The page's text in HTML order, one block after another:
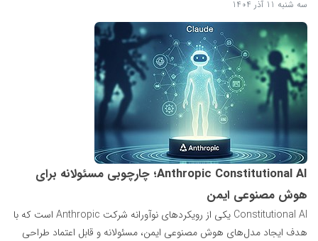
سه شنبه 11 آذر 1404
Anthropic Constitutional AI؛ چارچوبی مسئولانه برای
هوش مصنوعی ایمن
Constitutional AI یکی از رویکردهای نوآورانه شرکت Anthropic است که با
هدف ایجاد مدل‌های هوش مصنوعی ایمن، مسئولانه و قابل اعتماد طراحی